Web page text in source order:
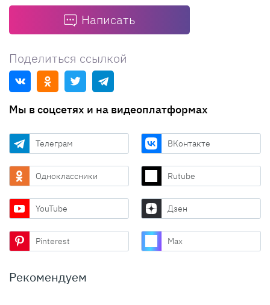
Написать
Поделиться ссылкой
Мы в соцсетях и на видеоплатформах
Телеграм ВКонтакте
Одноклассники Rutube
YouTube Дзен
Pinterest Max
Рекомендуем